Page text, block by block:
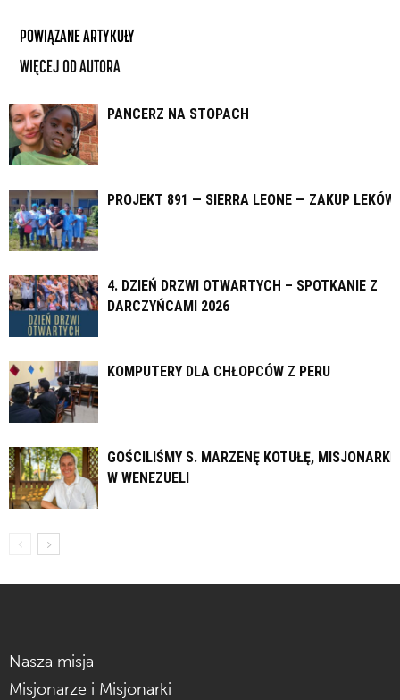
POWIĄZANE ARTYKUŁY
WIĘCEJ OD AUTORA
PANCERZ NA STOPACH
PROJEKT 891 — SIERRA LEONE — ZAKUP LEKÓW
4. DZIEŃ DRZWI OTWARTYCH – SPOTKANIE Z
DARCZYŃCAMI 2026
KOMPUTERY DLA CHŁOPCÓW Z PERU
GOŚCILIŚMY S. MARZENĘ KOTUŁĘ, MISJONARKĘ
W WENEZUELI
Nasza misja
Misjonarze i Misjonarki